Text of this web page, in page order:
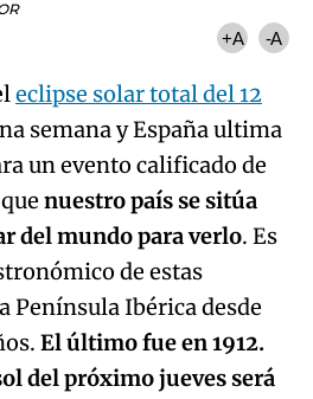
+A -A
eclipse solar total del 12
semana y España ultima
un evento calificado de
nuestro país se sitúa
del mundo para verlo. Es
de estas
Península Ibérica desde
El último fue en 1912.
del próximo jueves será